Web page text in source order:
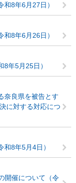
8年6月27日）
8年6月26日）
年5月25日）
奈良県を被告とす
に対する対応につ
8年5月4日）
開催について（令